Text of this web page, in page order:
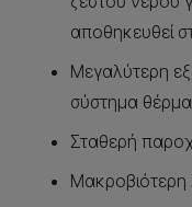
αποθηκευθεί
Μεγαλύτερη
σύστημα
Σταθερή
Μακροβιότερη